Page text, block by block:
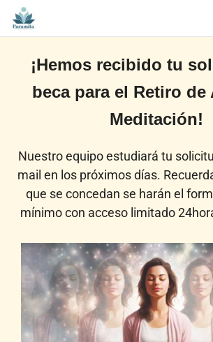
¡Hemos recibido tu
beca para el Retiro de
Meditación!
Nuestro equipo estudiará tu
mail en los próximos días.
que se concedan se harán el
mínimo con acceso limitado